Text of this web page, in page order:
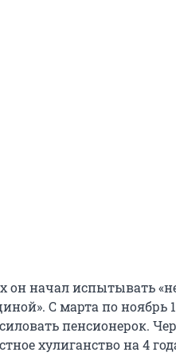
он начал испытывать
С марта по ноябрь
пенсионерок.
хулиганство на 4